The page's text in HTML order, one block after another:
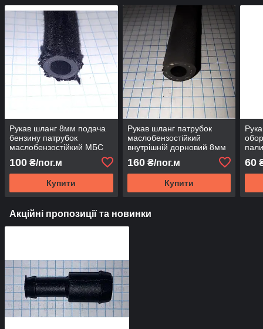
Рукав шланг 8мм подача
бензину патрубок
маслобензостійкий МБС
100 ₴/пог.м
Купити
Рукав шланг патрубок
маслобензостійкий
внутрішній дорновий 8мм
160₴/пог.м
Купити
60
Акційні пропозиції та новинки